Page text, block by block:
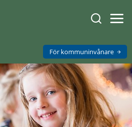
Sök
på
För kommuninvånare